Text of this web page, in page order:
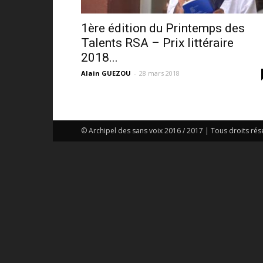
1ère édition du Printemps des
Talents RSA – Prix littéraire
2018...
Alain GUEZOU - 28 mars 2018
© Archipel des sans voix 2016 / 2017 | Tous droits